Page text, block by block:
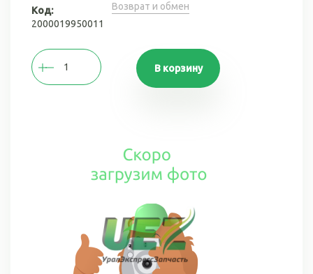
Код:
2000019950011
Возврат и обмен
В корзину